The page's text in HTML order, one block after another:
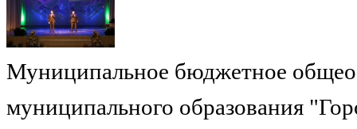
Муниципальное бюджетное
муниципального образования